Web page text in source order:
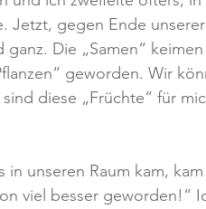
Jetzt, gegen Ende
ganz. Die „Samen“
geworden. Wir
diese „Früchte“ für
in unseren Raum kam,
viel besser geworden!“